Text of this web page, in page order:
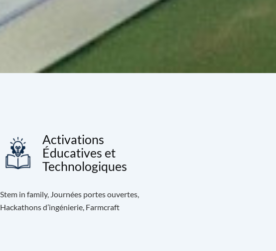
Activations
Éducatives et
Technologiques
Stem in family, Journées portes ouvertes,
Hackathons d’ingénierie, Farmcraft